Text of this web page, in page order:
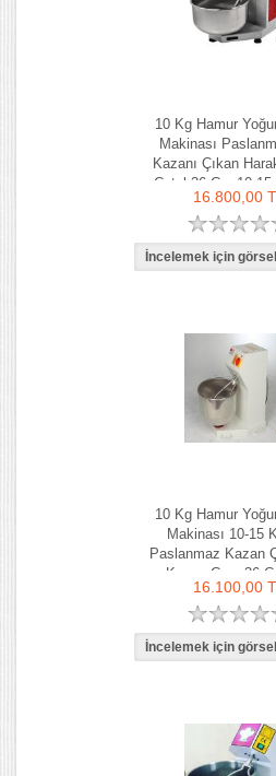
10 Kg Hamur
Makinası
Kazanı Çıkan
Çatal 36 Cm 10-15
Ozay Makina
16.800,00
10 Kg Hamur
Makinası 10-15
Paslanmaz Kazan
Kazan Çapı 36
16.100,00